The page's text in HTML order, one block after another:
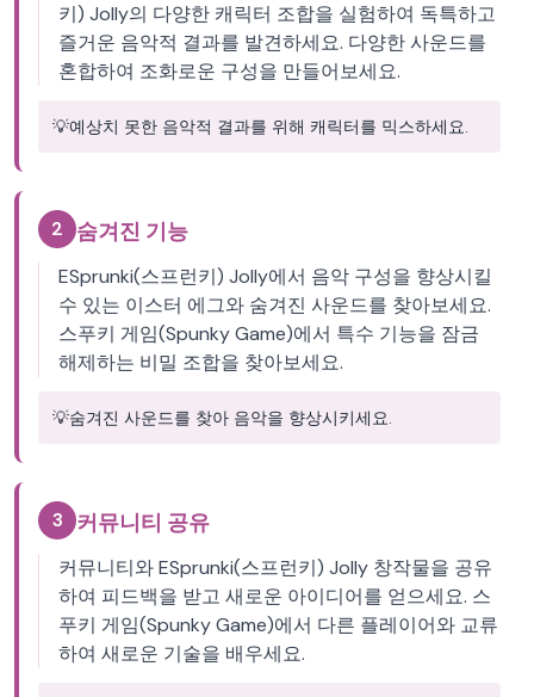
키) Jolly의 다양한 캐릭터 조합을 실험하여 독특하고
즐거운 음악적 결과를 발견하세요. 다양한 사운드를
혼합하여 조화로운 구성을 만들어보세요.
💡예상치 못한 음악적 결과를 위해 캐릭터를 믹스하세요.
2 숨겨진 기능
ESprunki(스프런키) Jolly에서 음악 구성을 향상시킬
수 있는 이스터 에그와 숨겨진 사운드를 찾아보세요.
스푸키 게임(Spunky Game)에서 특수 기능을 잠금
해제하는 비밀 조합을 찾아보세요.
💡숨겨진 사운드를 찾아 음악을 향상시키세요.
3 커뮤니티 공유
커뮤니티와 ESprunki(스프런키) Jolly 창작물을 공유
하여 피드백을 받고 새로운 아이디어를 얻으세요. 스
푸키 게임(Spunky Game)에서 다른 플레이어와 교류
하여 새로운 기술을 배우세요.